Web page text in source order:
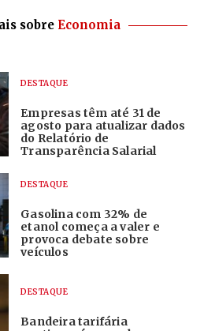
sobre Economia
DESTAQUE
Empresas têm até 31 de
agosto para atualizar dados
do Relatório de
Transparência Salarial
DESTAQUE
Gasolina com 32% de
etanol começa a valer e
provoca debate sobre
veículos
DESTAQUE
Bandeira tarifária